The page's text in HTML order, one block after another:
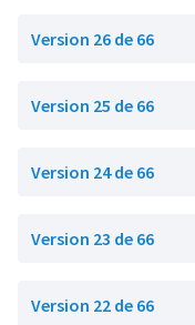
Version 26 de 66
Version 25 de 66
Version 24 de 66
Version 23 de 66
Version 22 de 66